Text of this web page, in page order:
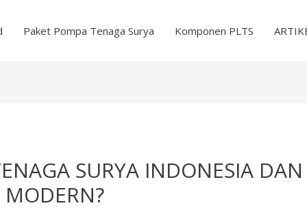
Paket Pompa Tenaga Surya Komponen PLTS
SURYA INDONESIA